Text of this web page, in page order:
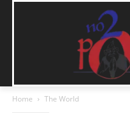
Home The World